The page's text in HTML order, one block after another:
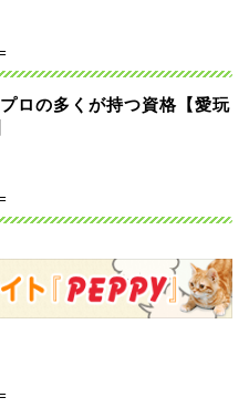
ロの多くが持つ資格【愛玩